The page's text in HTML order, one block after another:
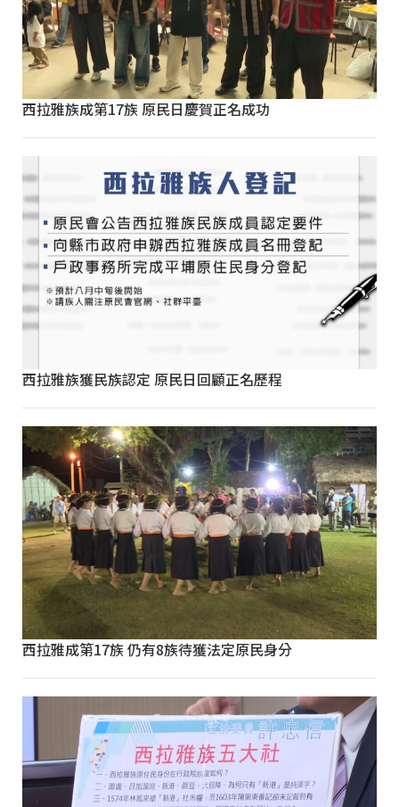
西拉雅族成第17族 原民日慶賀正名成功
西拉雅族獲民族認定 原民日回顧正名歷程
西拉雅成第17族 仍有8族待獲法定原民身分